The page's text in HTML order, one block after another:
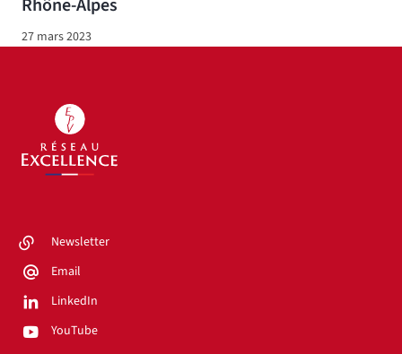
Rhône-Alpes
27 mars 2023
Newsletter
Email
LinkedIn
YouTube